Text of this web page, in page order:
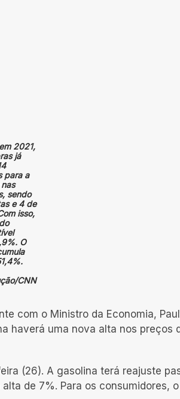
2021,
já
para a
sendo
e 4 de
isso,
O
CNN
com o Ministro da Economia,
haverá uma nova alta nos preços
(26). A gasolina terá reajuste
de 7%. Para os consumidores,